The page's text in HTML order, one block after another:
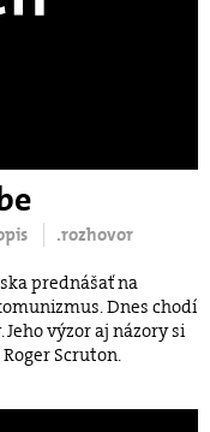
.rozhovor
prednášať na
Dnes chodí
výzor aj názory si
Scruton.